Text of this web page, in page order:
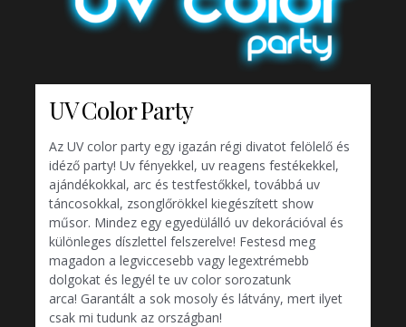
UV Color Party
Az UV color party egy igazán régi divatot felölelő és
idéző party! Uv fényekkel, uv reagens festékekkel,
ajándékokkal, arc és testfestőkkel, továbbá uv
táncosokkal, zsonglőrökkel kiegészített show
műsor. Mindez egy egyedülálló uv dekorációval és
különleges díszlettel felszerelve! Festesd meg
magadon a legviccesebb vagy legextrémebb
dolgokat és legyél te uv color sorozatunk
arca! Garantált a sok mosoly és látvány, mert ilyet
csak mi tudunk az országban!